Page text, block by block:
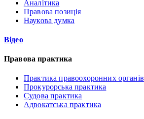
Аналітика
Правова позиція
Наукова думка
Відео
Правова практика
Практика правоохоронних органів
Прокурорська практика
Судова практика
Адвокатська практика